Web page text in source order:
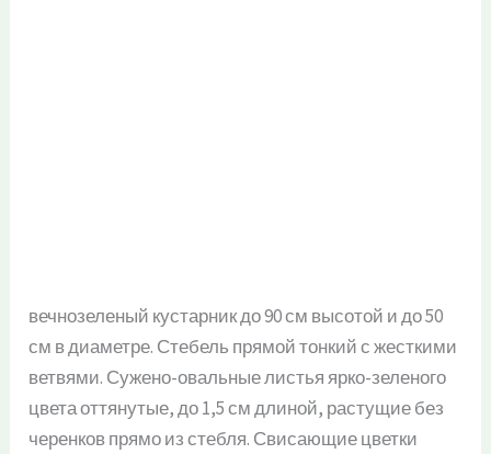
вечнозеленый кустарник до 90 см высотой и до 50
см в диаметре. Стебель прямой тонкий с жесткими
ветвями. Сужено-овальные листья ярко-зеленого
цвета оттянутые, до 1,5 см длиной, растущие без
черенков прямо из стебля. Свисающие цветки